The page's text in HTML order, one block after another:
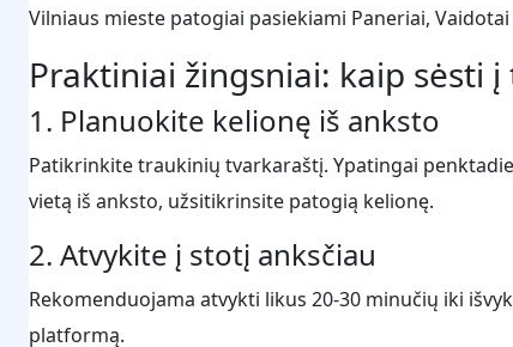
Vilniaus mieste patogiai pasiekiami Paneriai,
Praktiniai žingsniai: kaip sėsti
1. Planuokite kelionę iš anksto
Patikrinkite traukinių tvarkaraštį. Ypatingai
vietą iš anksto, užsitikrinsite patogią kelionę.
2. Atvykite į stotį anksčiau
Rekomenduojama atvykti likus 20-30 minučių iki
platformą.